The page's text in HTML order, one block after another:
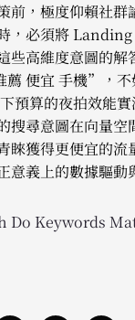
前，極度仰賴社群
，必須將
些高維度意圖的解
便宜 手機”，不
預算的夜拍效能
搜尋意圖在向量空
睞獲得更便宜的流
意義上的數據驅動
Do Keywords